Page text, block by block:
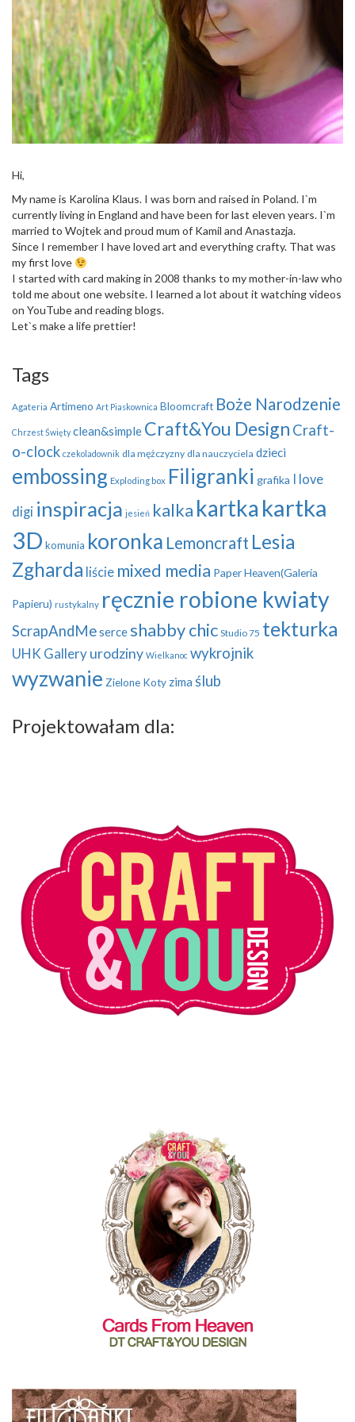
Hi,
My name is Karolina Klaus. I was born and raised in Poland. I`m
currently living in England and have been for last eleven years. I`m
married to Wojtek and proud mum of Kamil and Anastazja.
Since I remember I have loved art and everything crafty. That was
my first love
I started with card making in 2008 thanks to my mother-in-law who
told me about one website. I learned a lot about it watching videos
on YouTube and reading blogs.
Let`s make a life prettier!
Tags
Agateria Artimeno Art Piaskownica Bloomcraft Boże Narodzenie
Chrzest Święty clean&simple Craft&You Design Craft-
o-clock czekoladownik dla mężczyzny dla nauczyciela dzieci
embossing Exploding box Filigranki grafika I love
digi inspiracja jesień kalka kartka kartka
3D komunia koronka Lemoncraft Lesia
Zgharda liście mixed media Paper Heaven(Galeria
Papieru) rustykalny ręcznie robione kwiaty
ScrapAndMeserce shabby chic Studio 75 tekturka
UHK Galleryurodziny Wielkanoc wykrojnik
wyzwanie Zielone Koty zima ślub
Projektowałam dla: